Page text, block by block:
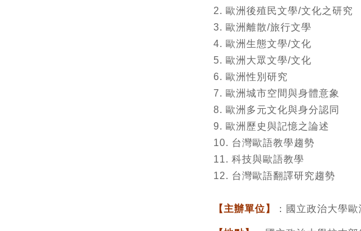
2. 歐洲後殖民文學/文化之研究
3. 歐洲離散/旅行文學
4. 歐洲生態文學/文化
5. 歐洲大眾文學/文化
6. 歐洲性別研究
7. 歐洲城市空間與身體意象
8. 歐洲多元文化與身分認同
9. 歐洲歷史與記憶之論述
10. 台灣歐語教學趨勢
11. 科技與歐語教學
12. 台灣歐語翻譯研究趨勢
【主辦單位】 ：國立政治大學